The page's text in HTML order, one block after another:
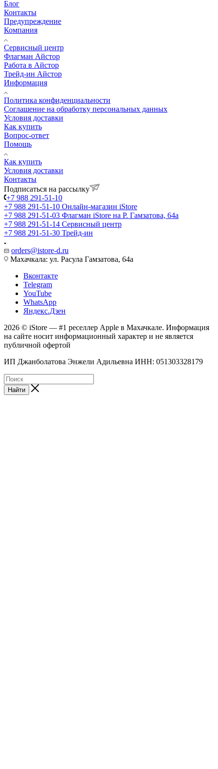
Блог
Контакты
Предупреждение
Компания
Сервисный центр
Флагман Айстор
Работа в Айстор
Трейд-ин Айстор
Информация
Политика конфиденциальности
Соглашение на обработку персональных данных
Условия доставки
Как купить
Вопрос-ответ
Помощь
Как купить
Условия доставки
Контакты
Подписаться на рассылку
+7 988 291-51-10
+7 988 291-51-10 Онлайн-магазин iStore
+7 988 291-51-03 Флагман iStore на Р. Гамзатова, 64а
+7 988 291-51-14 Сервисный центр
+7 988 291-51-30 Трейд-ин
orders@istore-d.ru
Махачкала: ул. Расула Гамзатова, 64а
Вконтакте
Telegram
YouTube
WhatsApp
Яндекс.Дзен
2026 © iStore — #1 реселлер Apple в Махачкале. Информация
на сайте носит информационный характер и не является
публичной офертой
ИП Джанболатова Энжели Адильевна ИНН: 051303328179
Найти